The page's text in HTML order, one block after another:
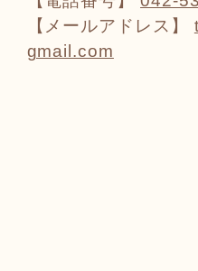
【メールアドレス】
gmail.com